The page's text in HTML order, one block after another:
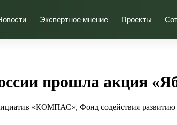
Экспертное мнение Проекты
прошла акция
«КОМПАС», Фонд содействия развитию